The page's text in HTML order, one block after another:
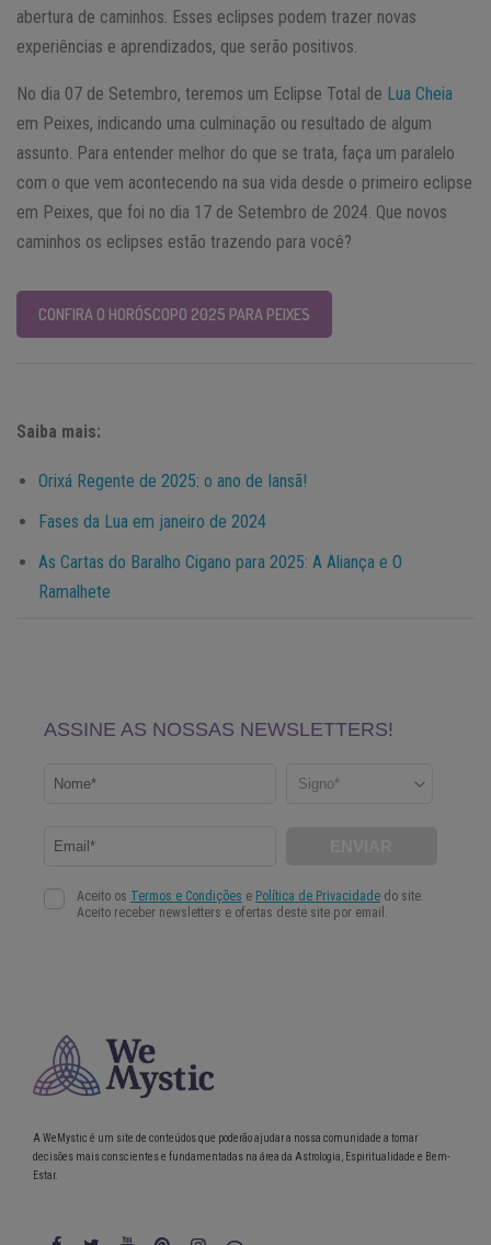
abertura de caminhos. Esses eclipses podem trazer novas
experiências e aprendizados, que serão positivos.
No dia 07 de Setembro, teremos um Eclipse Total de Lua Cheia
em Peixes, indicando uma culminação ou resultado de algum
assunto. Para entender melhor do que se trata, faça um paralelo
com o que vem acontecendo na sua vida desde o primeiro eclipse
em Peixes, que foi no dia 17 de Setembro de 2024. Que novos
caminhos os eclipses estão trazendo para você?
CONFIRA O HORÓSCOPO 2025 PARA PEIXES
Saiba mais:
Orixá Regente de 2025: o ano de Iansã!
Fases da Lua em janeiro de 2024
As Cartas do Baralho Cigano para 2025: A Aliança e O
Ramalhete
A WeMystic é um site de conteúdos que poderão ajudar a nossa comunidade a tomar
decisões mais conscientes e fundamentadas na área da Astrologia, Espiritualidade e Bem-
Estar.